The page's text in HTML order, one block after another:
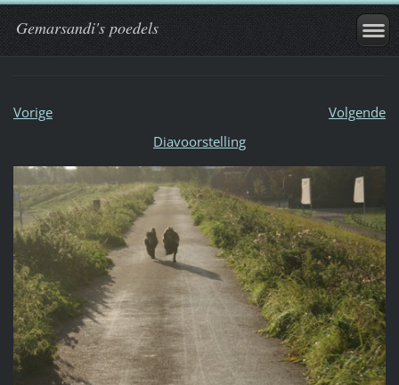
Gemarsandi's poedels
Vorige
Volgende
Diavoorstelling